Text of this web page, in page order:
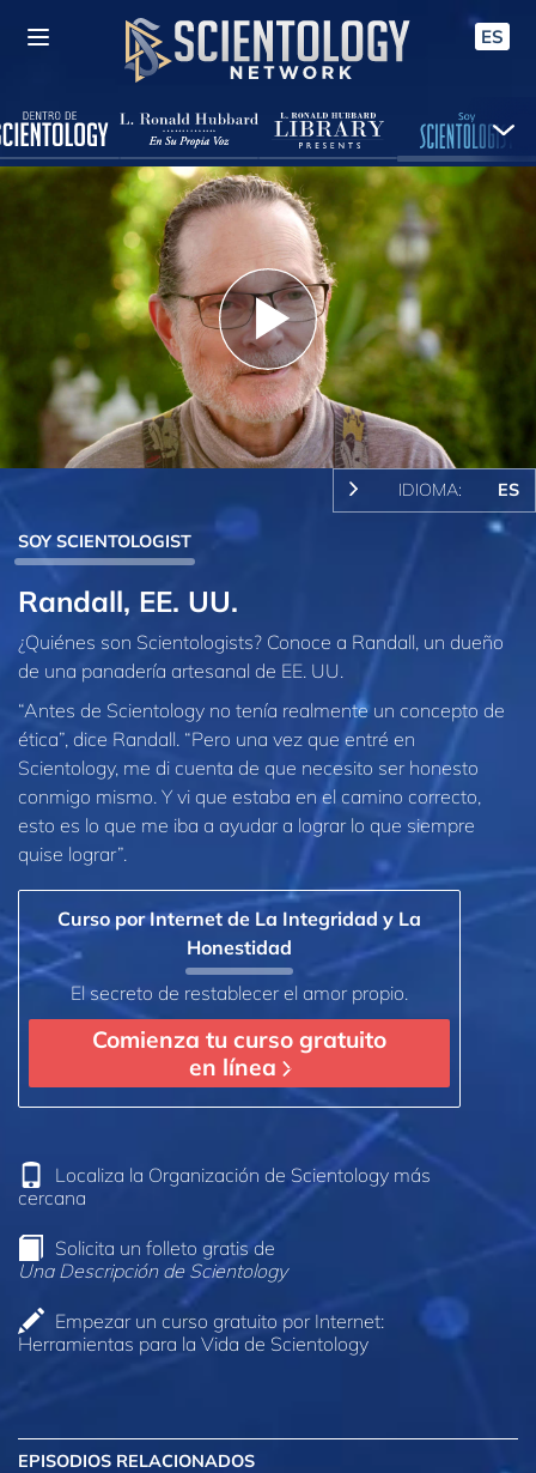
ES
Play
Video
IDIOMA: ES
SOY SCIENTOLOGIST
Randall, EE. UU.
¿Quiénes son Scientologists? Conoce a Randall, un dueño
de una panadería artesanal de EE. UU.
“Antes de Scientology no tenía realmente un concepto de
ética”, dice Randall. “Pero una vez que entré en
Scientology, me di cuenta de que necesito ser honesto
conmigo mismo. Y vi que estaba en el camino correcto,
esto es lo que me iba a ayudar a lograr lo que siempre
quise lograr”.
Curso por Internet de La Integridad y La
Honestidad
El secreto de restablecer el amor propio.
Comienza tu curso gratuito
en línea
Localiza la Organización de Scientology más
cercana
Solicita un folleto gratis de
Una Descripción de Scientology
Empezar un curso gratuito por Internet:
Herramientas para la Vida de Scientology
EPISODIOS RELACIONADOS